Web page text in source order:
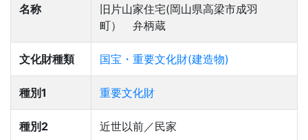
名称
旧片山家住宅(岡山県高梁市成羽
町） 弁柄蔵
文化財種類 国宝・重要文化財(建造物)
種別1 重要文化財
種別2 近世以前／民家